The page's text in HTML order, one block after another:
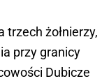
trzech żołnierzy,
przy granicy
Dubicze